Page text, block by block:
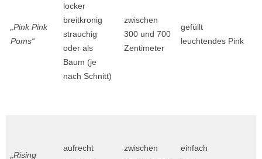
„Pink Pink
Poms“
locker
breitkronig
strauchig
oder als
Baum (je
nach Schnitt)
zwischen
300 und 700
Zentimeter
gefüllt
leuchtendes Pink
„Rising
aufrecht
zwischen
einfach